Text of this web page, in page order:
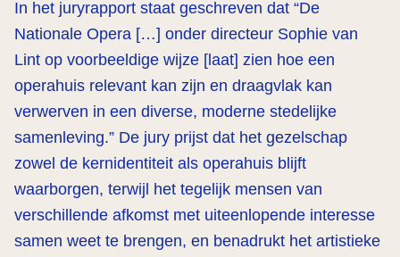
In het juryrapport staat geschreven dat “De
Nationale Opera […] onder directeur Sophie van
Lint op voorbeeldige wijze [laat] zien hoe een
operahuis relevant kan zijn en draagvlak kan
verwerven in een diverse, moderne stedelijke
samenleving.” De jury prijst dat het gezelschap
zowel de kernidentiteit als operahuis blijft
waarborgen, terwijl het tegelijk mensen van
verschillende afkomst met uiteenlopende interesse
samen weet te brengen, en benadrukt het artistieke